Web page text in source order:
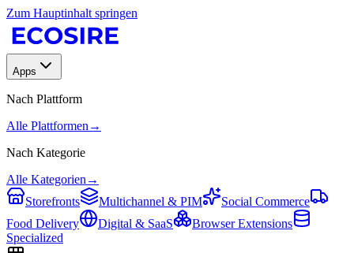
Zum Hauptinhalt springen
Apps
Nach Plattform
Alle Plattformen →
Nach Kategorie
Alle Kategorien →
Storefronts
Multichannel & PIM
Social Commerce
Food Delivery
Digital & SaaS
Browser Extensions
Specialized